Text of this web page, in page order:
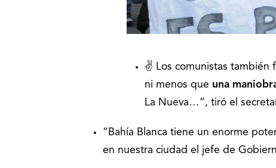
✌️ Los comunistas también
ni menos que una
La Nueva…”, tiró el
“Bahía Blanca tiene un enorme
en nuestra ciudad el jefe de